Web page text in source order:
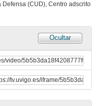
(CUD), Centro adscrito
Ocultar